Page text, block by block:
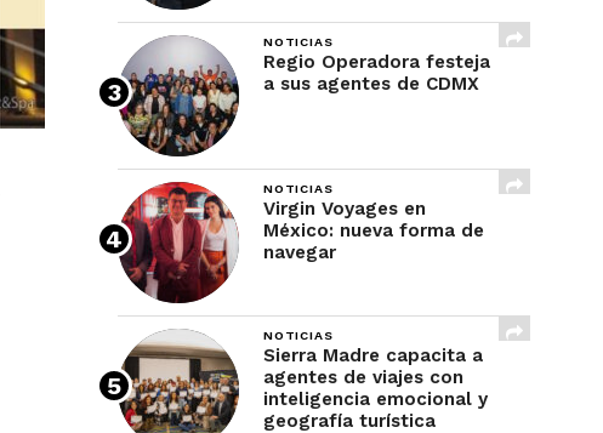
NOTICIAS
Regio Operadora festeja
a sus agentes de CDMX
NOTICIAS
Virgin Voyages en
México: nueva forma de
navegar
NOTICIAS
Sierra Madre capacita a
agentes de viajes con
inteligencia emocional y
geografía turística